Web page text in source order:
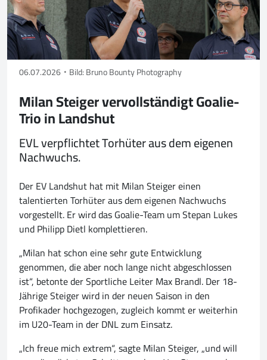
06.07.2026 Bild: Bruno Bounty Photography
Milan Steiger vervollständigt Goalie-
Trio in Landshut
EVL verpflichtet Torhüter aus dem eigenen
Nachwuchs.
Der EV Landshut hat mit Milan Steiger einen
talentierten Torhüter aus dem eigenen Nachwuchs
vorgestellt. Er wird das Goalie-Team um Stepan Lukes
und Philipp Dietl komplettieren.
„Milan hat schon eine sehr gute Entwicklung
genommen, die aber noch lange nicht abgeschlossen
ist“, betonte der Sportliche Leiter Max Brandl. Der 18-
Jährige Steiger wird in der neuen Saison in den
Profikader hochgezogen, zugleich kommt er weiterhin
im U20-Team in der DNL zum Einsatz.
„Ich freue mich extrem“, sagte Milan Steiger, „und will